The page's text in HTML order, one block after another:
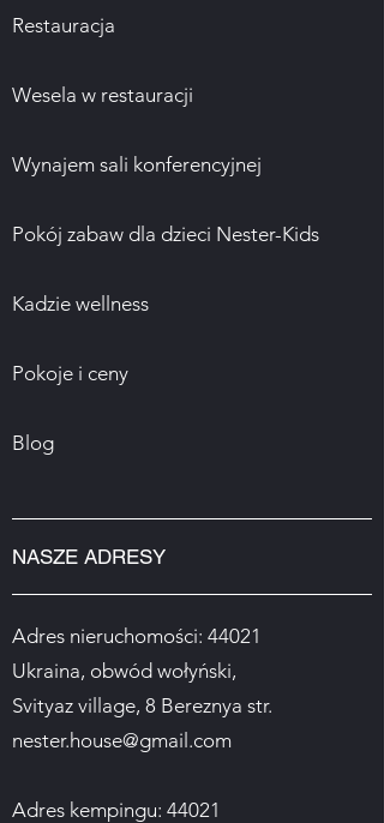
Restauracja
Wesela w restauracji
Wynajem sali konferencyjnej
Pokój zabaw dla dzieci Nester-Kids
Kadzie wellness
Pokoje i ceny
Blog
NASZE ADRESY
Adres nieruchomości: 44021
Ukraina, obwód wołyński,
Svityaz village, 8 Bereznya str.
nester.house@gmail.com
Adres kempingu: 44021